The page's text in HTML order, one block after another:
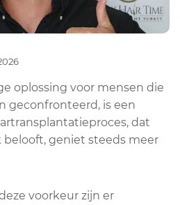
oplossing voor mensen die
geconfronteerd, is een
dat
geniet steeds meer
voorkeur zijn er